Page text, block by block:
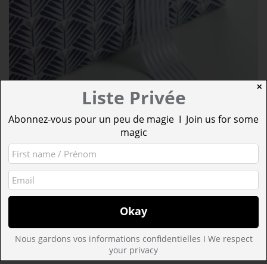
ENSEMBLE LA CONQUÊTE DU PAON
À PARTIR DE :4,17€
AJOUTER AU PANIER
✕
Liste Privée
Abonnez-vous pour un peu de magie I Join us for some
magic
Nous gardons vos informations confidentielles I We respect
your privacy